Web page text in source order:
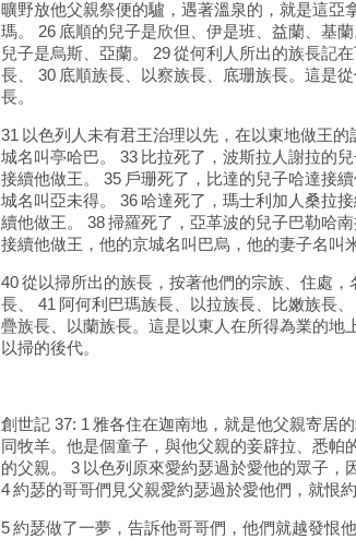
曠野放他父親祭便的驢，遇著溫泉的，就是這亞
瑪。 26 底順的兒子是欣但、伊是班、益蘭、基
兒子是烏斯、亞蘭。 29 從何利人所出的族長記
長、 30 底順族長、以察族長、底珊族長。這是
長。
31 以色列人未有君王治理以先，在以東地做王
城名叫亭哈巴。 33 比拉死了，波斯拉人謝拉的
接續他做王。 35 戶珊死了，比達的兒子哈達接
城名叫亞未得。 36 哈達死了，瑪士利加人桑拉
續他做王。 38 掃羅死了，亞革波的兒子巴勒哈
接續他做王，他的京城名叫巴烏，他的妻子名叫
40 從以掃所出的族長，按著他們的宗族、住處
長、 41 阿何利巴瑪族長、以拉族長、比嫩族長
疊族長、以蘭族長。這是以東人在所得為業的地
以掃的後代。
創世記 37: 1 雅各住在迦南地，就是他父親寄居
同牧羊。他是個童子，與他父親的妾辟拉、悉
的父親。 3 以色列原來愛約瑟過於愛他的眾子，
4 約瑟的哥哥們見父親愛約瑟過於愛他們，就恨
5 約瑟做了一夢，告訴他哥哥們，他們就越發恨